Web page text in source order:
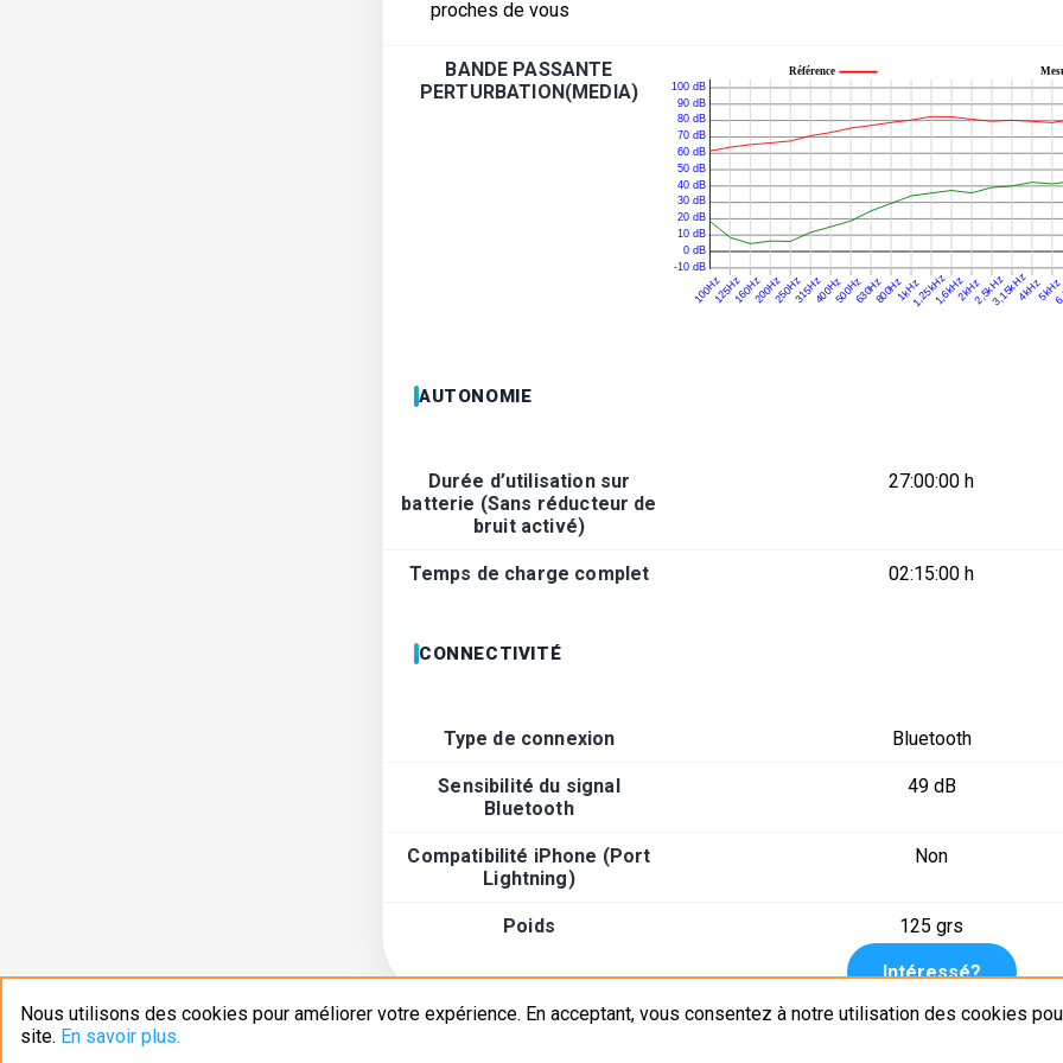
Nous utilisons des cookies pour améliorer votre expérience. En acceptant, vous consentez à notre utilisation des cookies
site. En savoir plus.
proches de vous
BANDE PASSANTE
PERTURBATION(MEDIA)
AUTONOMIE
Durée d’utilisation sur
batterie (Sans réducteur de
bruit activé)
27:00:00 h
Temps de charge complet 02:15:00 h
CONNECTIVITÉ
Type de connexion Bluetooth
Sensibilité du signal
Bluetooth
49 dB
Compatibilité iPhone (Port
Lightning)
Non
Poids 125 grs
Intéressé?